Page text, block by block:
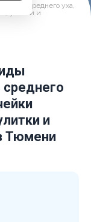
среднего уха,
улитки и
среднего
и
Тюмени